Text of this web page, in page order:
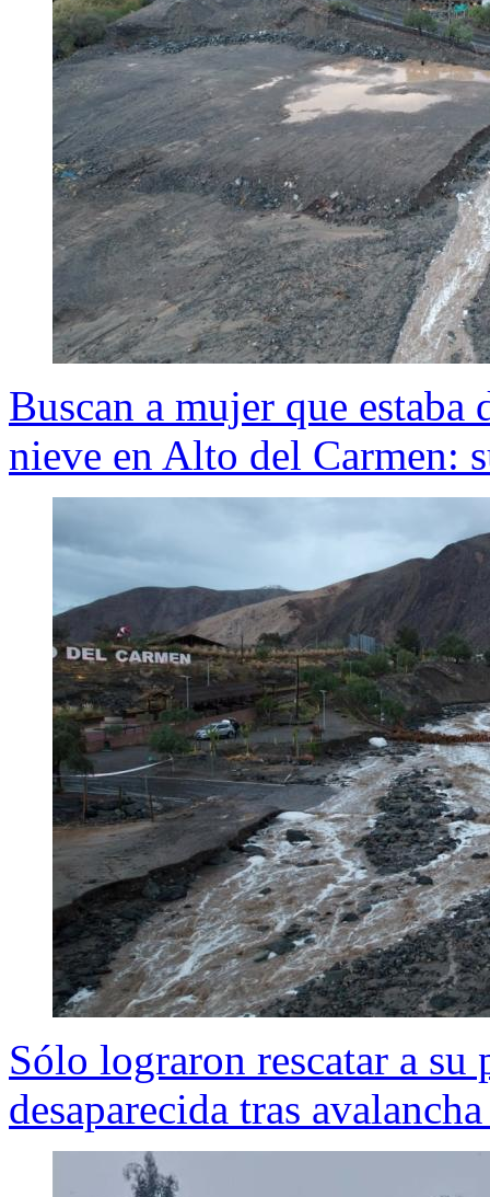
Buscan a mujer que estaba
nieve en Alto del Carmen:
Sólo lograron rescatar a su
desaparecida tras